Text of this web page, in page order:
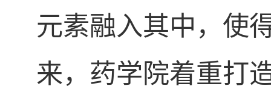
元素融入其中，使
来，药学院着重打